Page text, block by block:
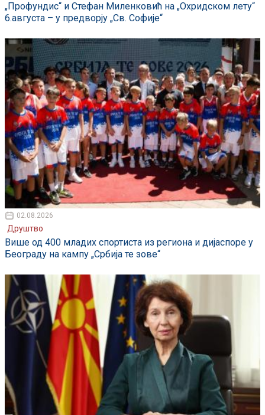
„Профундис“ и Стефан Миленковић на „Охридском лету“
6.августа – у предворју „Св. Софије“
02.08.2026
Друштво
Више од 400 младих спортиста из региона и дијаспоре у
Београду на кампу „Србија те зове“